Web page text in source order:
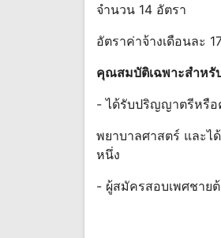
จํานวน 14 อัตรา
อัตราค่าจ้างเดือนละ
คุณสมบัติเฉพาะสําหรั
- ได้รับปริญญาตรีหรือ
พยาบาลศาสตร์ และไ
หนึ่ง
- ผู้สมัครสอบเพศชาย